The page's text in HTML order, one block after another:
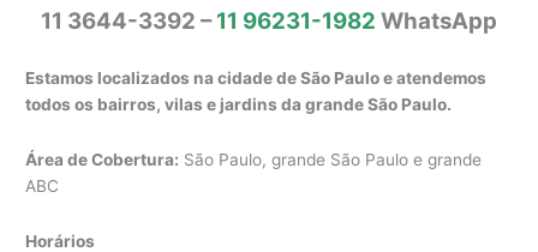
11 3644-3392 –11 96231-1982 WhatsApp
Estamos localizados na cidade de São Paulo e atendemos
todos os bairros, vilas e jardins da grande São Paulo.
Área de Cobertura: São Paulo, grande São Paulo e grande
ABC
Horários